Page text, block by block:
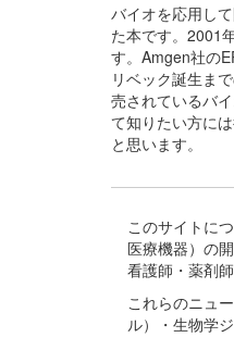
バイオを応用し
た本です。2001
す。Amgen社の
リベック誕生ま
売されているバ
て知りたい方に
と思います。
このサイトに
医療機器）の
看護師・薬剤
これらのニュ
ル）・生物学